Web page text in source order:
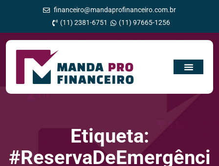
financeiro@mandaprofinanceiro.com.br
(11) 2381-6751
(11) 97665-1256
Etiqueta:
#ReservaDeEmergênci